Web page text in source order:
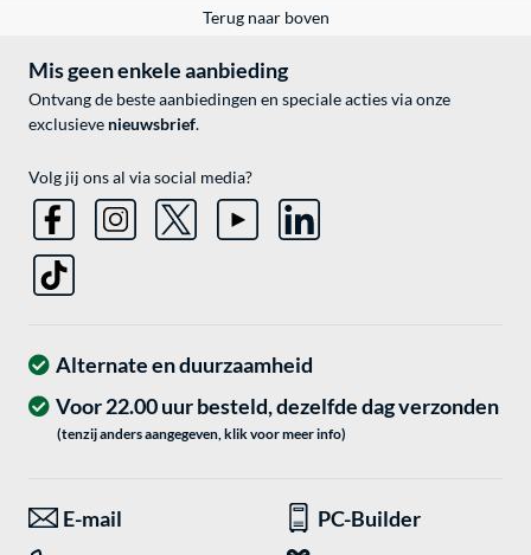
Terug naar boven
Mis geen enkele aanbieding
Ontvang de beste aanbiedingen en speciale acties via onze
exclusieve nieuwsbrief.
Volg jij ons al via social media?
Alternate en duurzaamheid
Voor 22.00 uur besteld, dezelfde dag verzonden
(tenzij anders aangegeven, klik voor meer info)
E-mail
PC-Builder